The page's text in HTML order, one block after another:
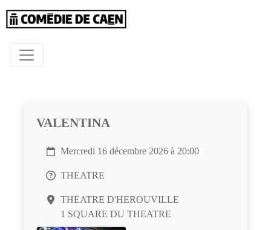
VALENTINA
Mercredi 16 décembre 2026 à 20:00
THEATRE
THEATRE D'HEROUVILLE
1 SQUARE DU THEATRE